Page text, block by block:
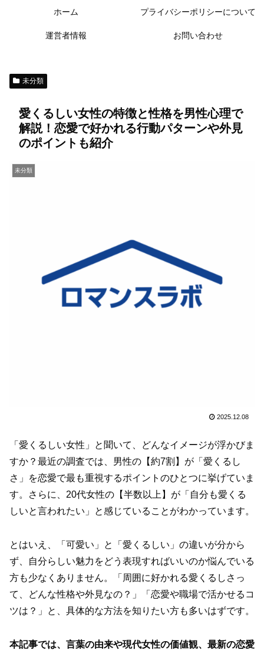
ホーム プライバシーポリシーについて
運営者情報 お問い合わせ
未分類
愛くるしい女性の特徴と性格を男性心理で
解説！恋愛で好かれる行動パターンや外見
のポイントも紹介
未分類
2025.12.08
「愛くるしい女性」と聞いて、どんなイメージが浮かびま
すか？最近の調査では、男性の【約7割】が「愛くるし
さ」を恋愛で最も重視するポイントのひとつに挙げていま
す。さらに、20代女性の【半数以上】が「自分も愛くる
しいと言われたい」と感じていることがわかっています。
とはいえ、「可愛い」と「愛くるしい」の違いが分から
ず、自分らしい魅力をどう表現すればいいのか悩んでいる
方も少なくありません。「周囲に好かれる愛くるしさっ
て、どんな性格や外見なの？」「恋愛や職場で活かせるコ
ツは？」と、具体的な方法を知りたい方も多いはずです。
本記事では、言葉の由来や現代女性の価値観、最新の恋愛